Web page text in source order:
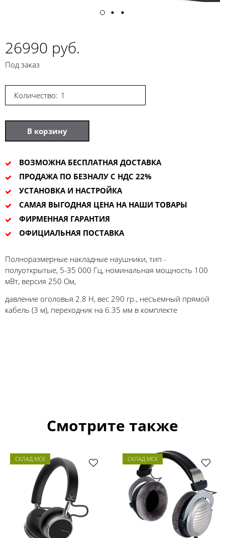
26990 руб.
Под заказ
Количество:
В корзину
ВОЗМОЖНА БЕСПЛАТНАЯ ДОСТАВКА
ПРОДАЖА ПО БЕЗНАЛУ С НДС 22%
УСТАНОВКА И НАСТРОЙКА
САМАЯ ВЫГОДНАЯ ЦЕНА НА НАШИ ТОВАРЫ
ФИРМЕННАЯ ГАРАНТИЯ
ОФИЦИАЛЬНАЯ ПОСТАВКА
Полноразмерные накладные наушники, тип -
полуоткрытые, 5-35 000 Гц, номинальная мощность 100
мВт, версия 250 Ом,
давление оголовья 2.8 Н, вес 290 гр., несъемный прямой
кабель (3 м), переходник на 6.35 мм в комплекте
Смотрите также
СКЛАД МСК СКЛАД МСК